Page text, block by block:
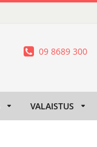
09 8689 300
VALAISTUS